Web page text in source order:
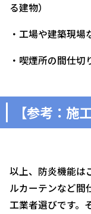
る建物）
・工場や建築現
・喫煙所の間仕切
【参考：施
以上、防炎機能は
ルカーテンなど間
工業者選びです。